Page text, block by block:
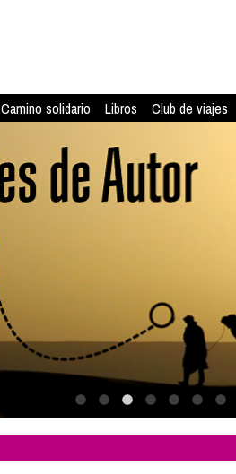
Camino solidario Libros Club de viajes